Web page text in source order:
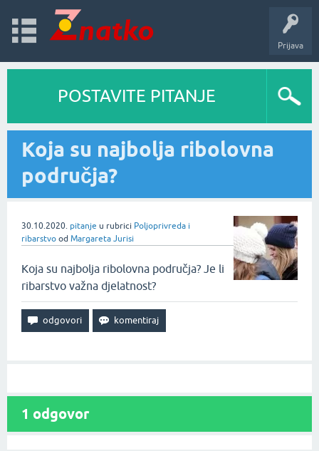
Prijava
POSTAVITE PITANJE
Koja su najbolja ribolovna
područja?
30.10.2020. pitanje u rubrici Poljoprivreda i
ribarstvo od Margareta Jurisi
Koja su najbolja ribolovna područja? Je li
ribarstvo važna djelatnost?
1 odgovor